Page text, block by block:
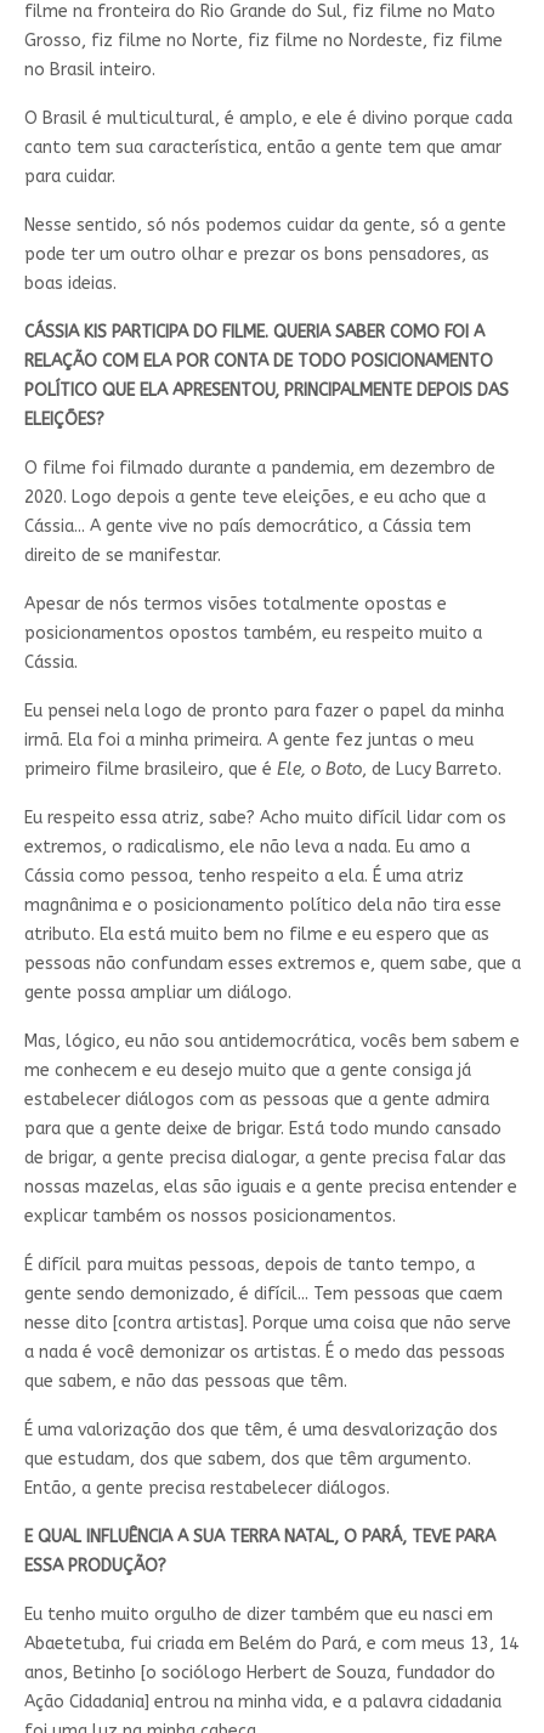
filme na fronteira do Rio Grande do Sul, fiz filme no Mato
Grosso, fiz filme no Norte, fiz filme no Nordeste, fiz filme
no Brasil inteiro.
O Brasil é multicultural, é amplo, e ele é divino porque cada
canto tem sua característica, então a gente tem que amar
para cuidar.
Nesse sentido, só nós podemos cuidar da gente, só a gente
pode ter um outro olhar e prezar os bons pensadores, as
boas ideias.
CÁSSIA KIS PARTICIPA DO FILME. QUERIA SABER COMO FOI A
RELAÇÃO COM ELA POR CONTA DE TODO POSICIONAMENTO
POLÍTICO QUE ELA APRESENTOU, PRINCIPALMENTE DEPOIS DAS
ELEIÇÕES?
O filme foi filmado durante a pandemia, em dezembro de
2020. Logo depois a gente teve eleições, e eu acho que a
Cássia... A gente vive no país democrático, a Cássia tem
direito de se manifestar.
Apesar de nós termos visões totalmente opostas e
posicionamentos opostos também, eu respeito muito a
Cássia.
Eu pensei nela logo de pronto para fazer o papel da minha
irmã. Ela foi a minha primeira. A gente fez juntas o meu
primeiro filme brasileiro, que é Ele, o Boto, de Lucy Barreto.
Eu respeito essa atriz, sabe? Acho muito difícil lidar com os
extremos, o radicalismo, ele não leva a nada. Eu amo a
Cássia como pessoa, tenho respeito a ela. É uma atriz
magnânima e o posicionamento político dela não tira esse
atributo. Ela está muito bem no filme e eu espero que as
pessoas não confundam esses extremos e, quem sabe, que a
gente possa ampliar um diálogo.
Mas, lógico, eu não sou antidemocrática, vocês bem sabem e
me conhecem e eu desejo muito que a gente consiga já
estabelecer diálogos com as pessoas que a gente admira
para que a gente deixe de brigar. Está todo mundo cansado
de brigar, a gente precisa dialogar, a gente precisa falar das
nossas mazelas, elas são iguais e a gente precisa entender e
explicar também os nossos posicionamentos.
É difícil para muitas pessoas, depois de tanto tempo, a
gente sendo demonizado, é difícil... Tem pessoas que caem
nesse dito [contra artistas]. Porque uma coisa que não serve
a nada é você demonizar os artistas. É o medo das pessoas
que sabem, e não das pessoas que têm.
É uma valorização dos que têm, é uma desvalorização dos
que estudam, dos que sabem, dos que têm argumento.
Então, a gente precisa restabelecer diálogos.
E QUAL INFLUÊNCIA A SUA TERRA NATAL, O PARÁ, TEVE PARA
ESSA PRODUÇÃO?
Eu tenho muito orgulho de dizer também que eu nasci em
Abaetetuba, fui criada em Belém do Pará, e com meus 13, 14
anos, Betinho [o sociólogo Herbert de Souza, fundador do
Ação Cidadania] entrou na minha vida, e a palavra cidadania